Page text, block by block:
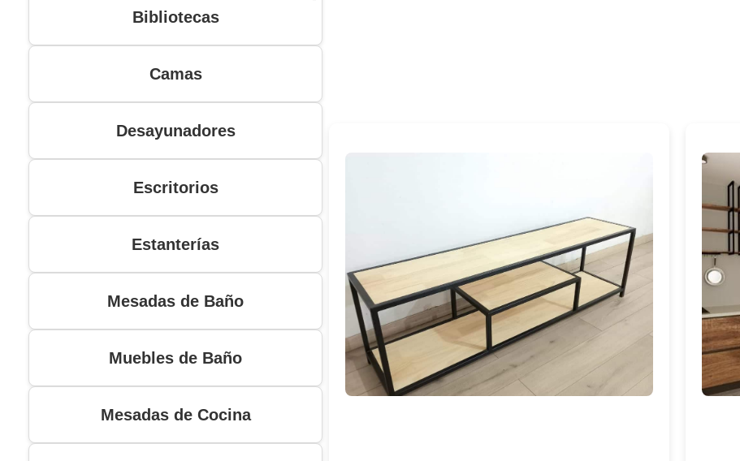
Bibliotecas
Camas
Desayunadores
Escritorios
Estanterías
Mesadas de Baño
Muebles de Baño
Mesadas de Cocina